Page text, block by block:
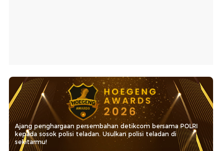
Ajang penghargaan persembahan detikcom bersama POLRI
kepada sosok polisi teladan. Usulkan polisi teladan di
sekitarmu!